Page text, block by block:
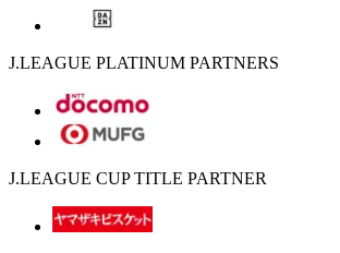
J.LEAGUE PLATINUM PARTNERS
J.LEAGUE CUP TITLE PARTNER